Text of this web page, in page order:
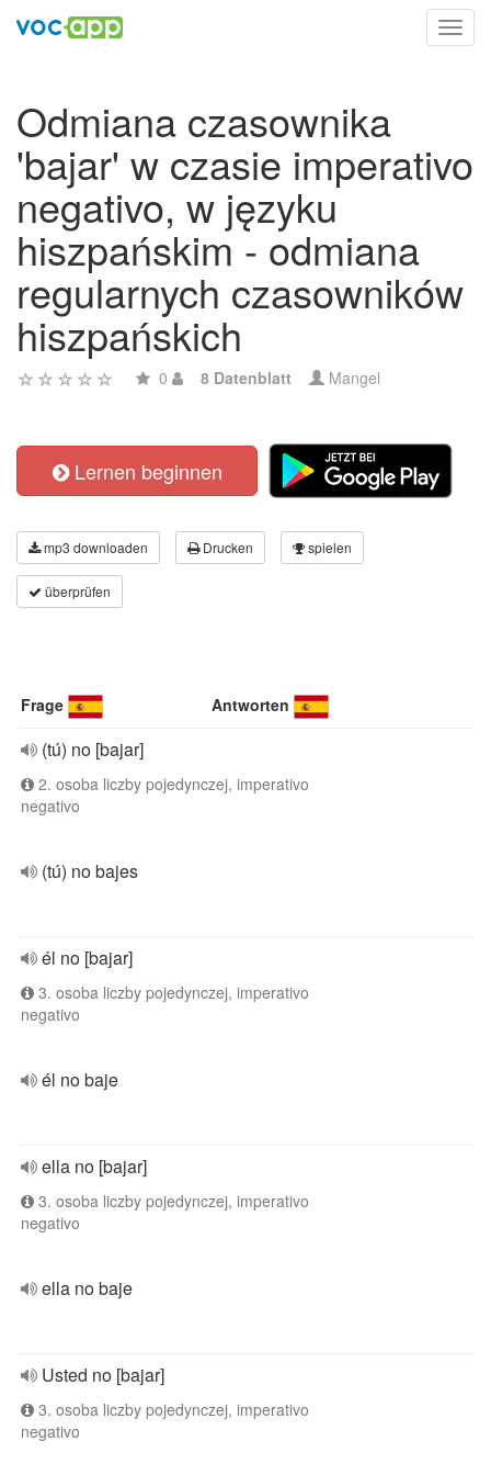
Odmiana czasownika
'bajar' w czasie imperativo
negativo, w języku
hiszpańskim - odmiana
regularnych czasowników
hiszpańskich
0 8 Datenblatt Mangel
Lernen beginnen
mp3 downloaden Drucken spielen
überprüfen
Frage Antworten
(tú) no [bajar]
2. osoba liczby pojedynczej, imperativo
negativo
(tú) no bajes
él no [bajar]
3. osoba liczby pojedynczej, imperativo
negativo
él no baje
ella no [bajar]
3. osoba liczby pojedynczej, imperativo
negativo
ella no baje
Usted no [bajar]
3. osoba liczby pojedynczej, imperativo
negativo